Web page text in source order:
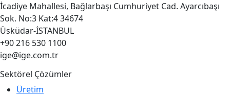
İcadiye Mahallesi, Bağlarbaşı Cumhuriyet Cad. Ayarcıbaşı
Sok. No:3 Kat:4 34674
Üsküdar-İSTANBUL
+90 216 530 1100
ige@ige.com.tr
Sektörel Çözümler
Üretim